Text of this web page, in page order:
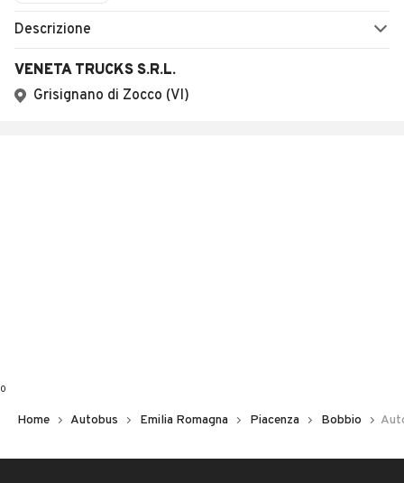
Descrizione
VENETA TRUCKS S.R.L.
Grisignano di Zocco (VI)
0
Home Autobus Emilia Romagna Piacenza Bobbio